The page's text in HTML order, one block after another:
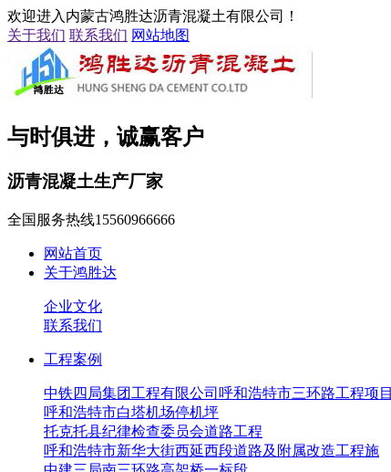
欢迎进入内蒙古鸿胜达沥青混凝土有限公司！
关于我们 联系我们 网站地图
与时俱进，诚赢客户
沥青混凝土生产厂家
全国服务热线15560966666
网站首页
关于鸿胜达
企业文化
联系我们
工程案例
中铁四局集团工程有限公司呼和浩特市三环路工程项目
呼和浩特市白塔机场停机坪
托克托县纪律检查委员会道路工程
呼和浩特市新华大街西延西段道路及附属改造工程施